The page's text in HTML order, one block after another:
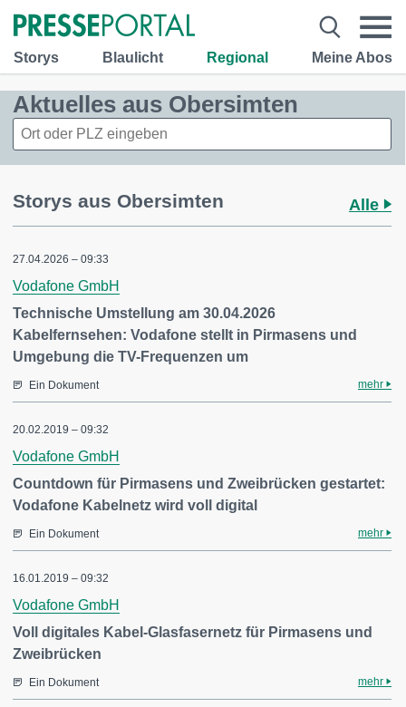
Storys Blaulicht Regional Meine Abos
Aktuelles aus Obersimten
Storys aus Obersimten Alle
27.04.2026 – 09:33
Vodafone GmbH
Technische Umstellung am 30.04.2026
Kabelfernsehen: Vodafone stellt in Pirmasens und
Umgebung die TV-Frequenzen um
Ein Dokument mehr
20.02.2019 – 09:32
Vodafone GmbH
Countdown für Pirmasens und Zweibrücken gestartet:
Vodafone Kabelnetz wird voll digital
Ein Dokument mehr
16.01.2019 – 09:32
Vodafone GmbH
Voll digitales Kabel-Glasfasernetz für Pirmasens und
Zweibrücken
Ein Dokument mehr